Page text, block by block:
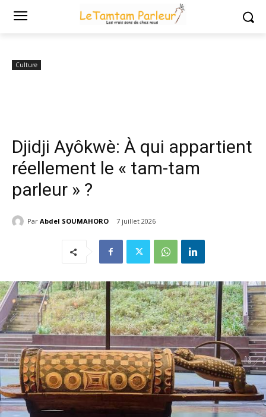
Accueil
Djidji Ayôkwè: À qui appartient réellement le « tam-
Culture
Djidji Ayôkwè: À qui appartient
réellement le « tam-tam
parleur » ?
Par Abdel SOUMAHORO 7 juillet 2026